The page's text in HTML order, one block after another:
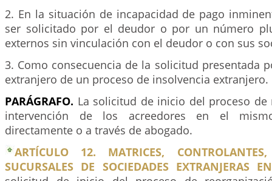
2. En la situación de incapacidad de pago
ser solicitado por el deudor o por un número
externos sin vinculación con el deudor o con sus
3. Como consecuencia de la solicitud presentada
extranjero de un proceso de insolvencia extranjero.
PARÁGRAFO. La solicitud de inicio del proceso de
intervención de los acreedores en el
directamente o a través de abogado.
ARTÍCULO 12. MATRICES,
SUCURSALES DE SOCIEDADES EXTRANJERAS